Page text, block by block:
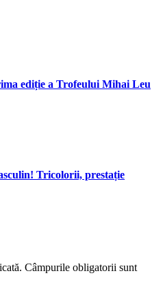
ediție a Trofeului Mihai Leu
Tricolorii, prestație
Câmpurile obligatorii sunt